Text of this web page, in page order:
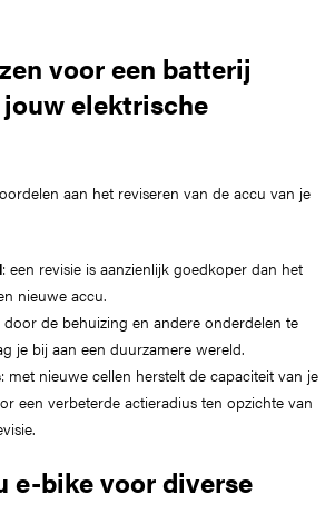
voor een batterij
elektrische
aan het reviseren van de accu van je
: een revisie is aanzienlijk goedkoper dan het
nieuwe accu.
door de behuizing en andere onderdelen te
je bij aan een duurzamere wereld.
: met nieuwe cellen herstelt de capaciteit van je
een verbeterde actieradius ten opzichte van
e-bike voor diverse